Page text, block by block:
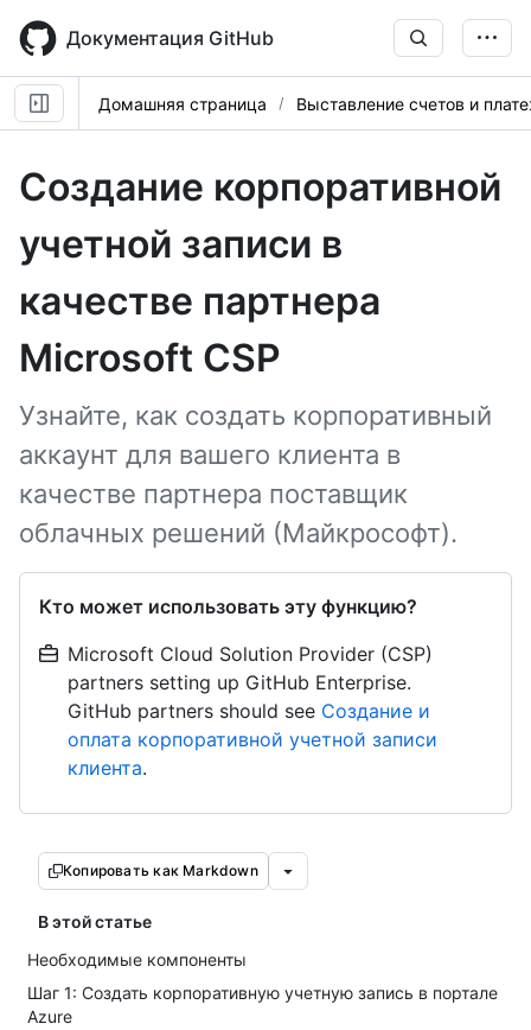
main
content
Документация GitHub
Домашняя страница Выставление счетов и
Создание корпоративной
учетной записи в
качестве партнера
Microsoft CSP
Узнайте, как создать корпоративный
аккаунт для вашего клиента в
качестве партнера поставщик
облачных решений (Майкрософт).
Кто может использовать эту функцию?
Microsoft Cloud Solution Provider (CSP)
partners setting up GitHub Enterprise.
GitHub partners should see Создание и
оплата корпоративной учетной записи
клиента.
Копировать как Markdown
В этой статье
Необходимые компоненты
Шаг 1: Создать корпоративную учетную запись в портале
Azure